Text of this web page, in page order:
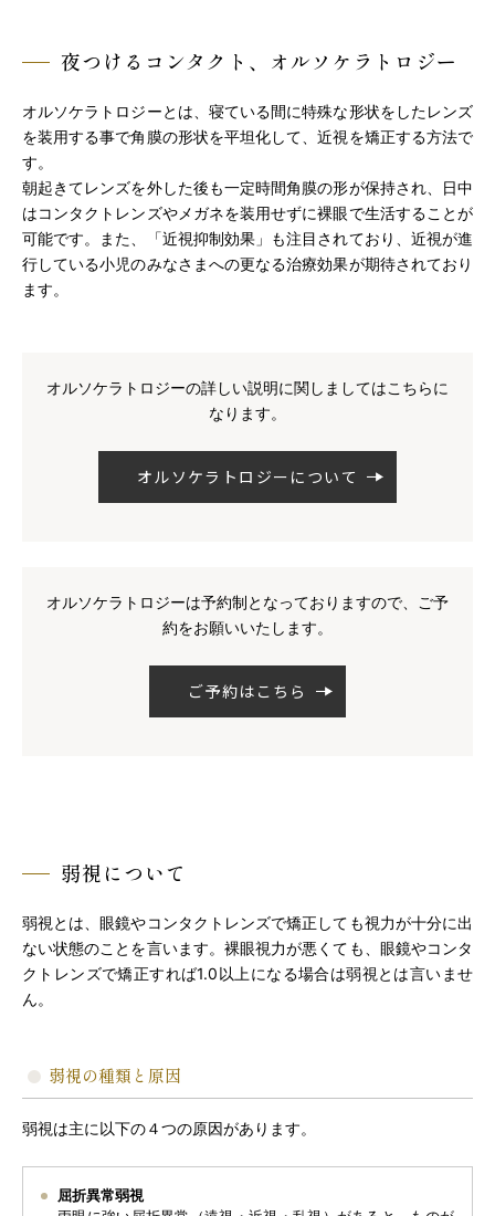
夜つけるコンタクト、オルソケラトロジー
オルソケラトロジーとは、寝ている間に特殊な形状をしたレンズ
を装用する事で角膜の形状を平坦化して、近視を矯正する方法で
す。
朝起きてレンズを外した後も一定時間角膜の形が保持され、日中
はコンタクトレンズやメガネを装用せずに裸眼で生活することが
可能です。また、「近視抑制効果」も注目されており、近視が進
行している小児のみなさまへの更なる治療効果が期待されており
ます。
オルソケラトロジーの詳しい説明に関しましてはこちらに
なります。
オルソケラトロジーについて
オルソケラトロジーは予約制となっておりますので、ご予
約をお願いいたします。
ご予約はこちら
弱視について
弱視とは、眼鏡やコンタクトレンズで矯正しても視力が十分に出
ない状態のことを言います。裸眼視力が悪くても、眼鏡やコンタ
クトレンズで矯正すれば1.0以上になる場合は弱視とは言いませ
ん。
弱視の種類と原因
弱視は主に以下の４つの原因があります。
屈折異常弱視